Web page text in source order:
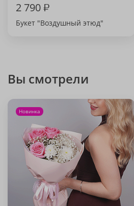
2 790₽
Букет "Воздушный этюд"
Вы смотрели
Новинка